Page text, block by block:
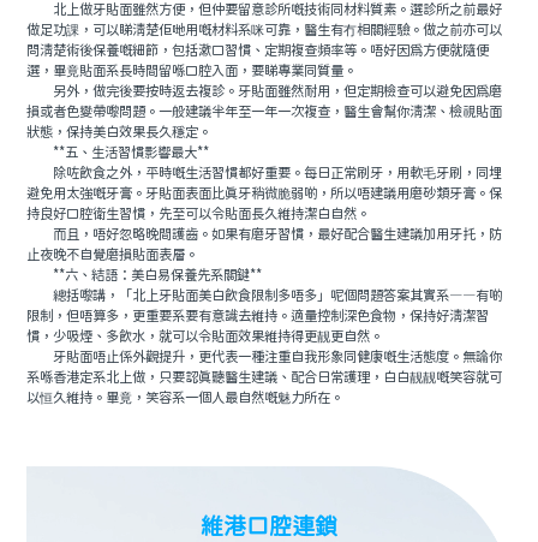
北上做牙貼面雖然方便，但仲要留意診所嘅技術同材料質素。選診所之前最好
做足功課，可以睇清楚佢哋用嘅材料系咪可靠，醫生有冇相關經驗。做之前亦可以
問清楚術後保養嘅細節，包括漱口習慣、定期複查頻率等。唔好因爲方便就隨便
選，畢竟貼面系長時間留喺口腔入面，要睇專業同質量。
另外，做完後要按時返去複診。牙貼面雖然耐用，但定期檢查可以避免因爲磨
損或者色變帶嚟問題。一般建議半年至一年一次複查，醫生會幫你清潔、檢視貼面
狀態，保持美白效果長久穩定。
**五、生活習慣影響最大**
除咗飲食之外，平時嘅生活習慣都好重要。每日正常刷牙，用軟毛牙刷，同埋
避免用太強嘅牙膏。牙貼面表面比真牙稍微脆弱啲，所以唔建議用磨砂類牙膏。保
持良好口腔衛生習慣，先至可以令貼面長久維持潔白自然。
而且，唔好忽略晚間護齒。如果有磨牙習慣，最好配合醫生建議加用牙托，防
止夜晚不自覺磨損貼面表層。
**六、結語：美白易保養先系關鍵**
總括嚟講，「北上牙貼面美白飲食限制多唔多」呢個問題答案其實系——有啲
限制，但唔算多，更重要系要有意識去維持。適量控制深色食物，保持好清潔習
慣，少吸煙、多飲水，就可以令貼面效果維持得更靓更自然。
牙貼面唔止係外觀提升，更代表一種注重自我形象同健康嘅生活態度。無論你
系喺香港定系北上做，只要認真聽醫生建議、配合日常護理，白白靓靓嘅笑容就可
以恒久維持。畢竟，笑容系一個人最自然嘅魅力所在。
維港口腔連鎖